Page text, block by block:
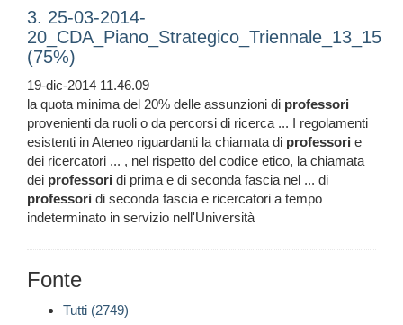
3. 25-03-2014-
20_CDA_Piano_Strategico_Triennale_13_15
(75%)
19-dic-2014 11.46.09
la quota minima del 20% delle assunzioni di professori
provenienti da ruoli o da percorsi di ricerca ... I regolamenti
esistenti in Ateneo riguardanti la chiamata di professori e
dei ricercatori ... , nel rispetto del codice etico, la chiamata
dei professori di prima e di seconda fascia nel ... di
professori di seconda fascia e ricercatori a tempo
indeterminato in servizio nell'Università
Fonte
Tutti (2749)